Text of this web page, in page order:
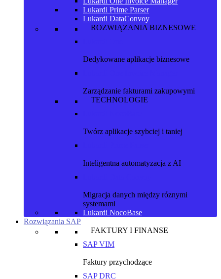
Lukardi Prime Parser
Lukardi DataConvoy
ROZWIĄZANIA BIZNESOWE
Dedykowane aplikacje biznesowe
Zarządzanie fakturami zakupowymi
TECHNOLOGIE
Twórz aplikacje szybciej i taniej
Inteligentna automatyzacja z AI
Migracja danych między róznymi
systemami
Lukardi NocoBase
Rozwiązania SAP
FAKTURY I FINANSE
SAP VIM
Faktury przychodzące
SAP DRC